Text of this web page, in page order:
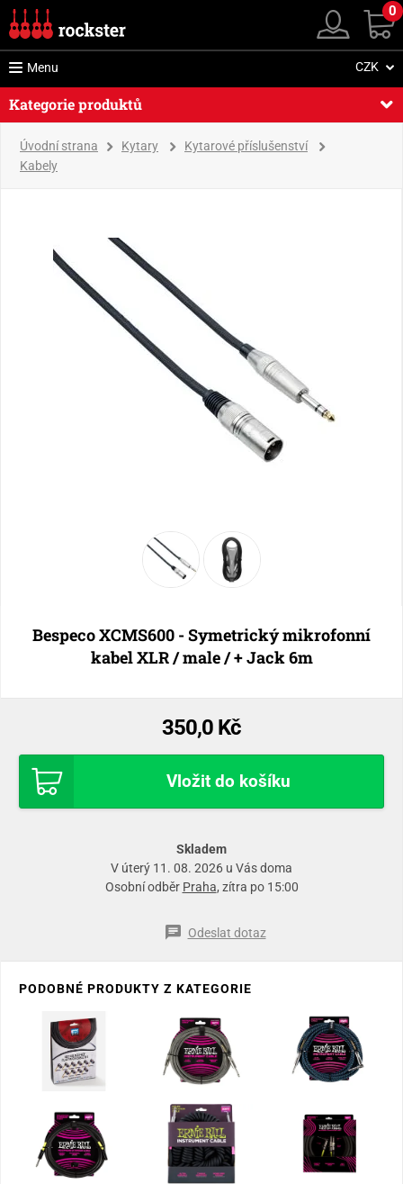
0
Menu CZK
Kategorie produktů
Úvodní strana Kytary
Kytarové příslušenství
Kabely
Bespeco XCMS600 - Symetrický mikrofonní
kabel XLR / male / + Jack 6m
350,0 Kč
Vložit do košíku
Skladem
V úterý 11. 08. 2026 u Vás doma
Osobní odběr Praha, zítra po 15:00
Odeslat dotaz
PODOBNÉ PRODUKTY Z KATEGORIE